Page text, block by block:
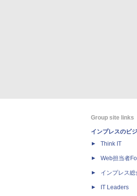
Group site links
インプレスのビ
Think IT
Web担当者
インプレス
IT Leaders